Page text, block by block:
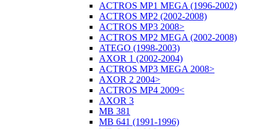
ACTROS MP1 MEGA (1996-2002)
ACTROS MP2 (2002-2008)
ACTROS MP3 2008>
ACTROS MP2 MEGA (2002-2008)
ATEGO (1998-2003)
AXOR 1 (2002-2004)
ACTROS MP3 MEGA 2008>
AXOR 2 2004>
ACTROS MP4 2009<
AXOR 3
MB 381
MB 641 (1991-1996)